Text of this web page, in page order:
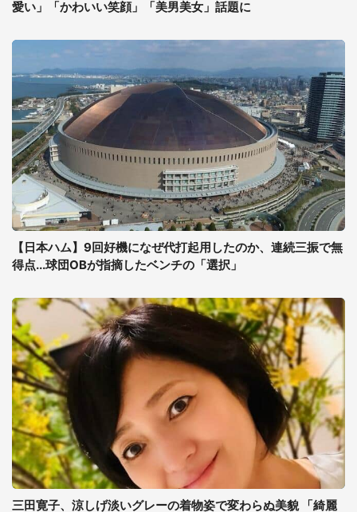
愛い」「かわいい笑顔」「美男美女」話題に
【日本ハム】9回好機になぜ代打起用したのか、連続三振で無
得点...球団OBが指摘したベンチの「選択」
三田寛子、涼しげ淡いグレーの着物姿で変わらぬ美貌 「綺麗